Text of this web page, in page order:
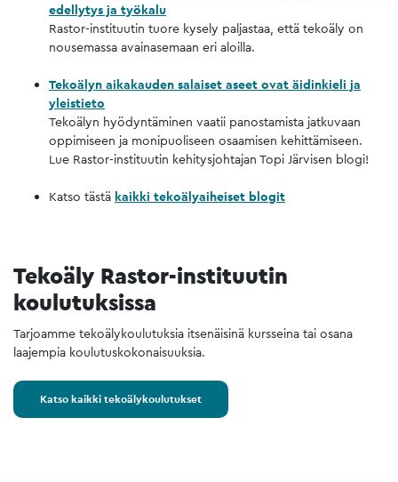
edellytys ja työkalu​​​​​​​​​​​​​​
Rastor-instituutin tuore kysely paljastaa, että tekoäly on
nousemassa avainasemaan eri aloilla.​​​​​​​
Tekoälyn aikakauden salaiset aseet ovat äidinkieli ja
yleistieto
Tekoälyn hyödyntäminen vaatii panostamista jatkuvaan
oppimiseen ja monipuoliseen osaamisen kehittämiseen.
Lue Rastor-instituutin kehitysjohtajan Topi Järvisen blogi!​​​​​​​
Katso tästä kaikki tekoälyaiheiset blogit
Tekoäly Rastor-instituutin
koulutuksissa
Tarjoamme tekoälykoulutuksia itsenäisinä kursseina tai osana
laajempia koulutuskokonaisuuksia.
Katso kaikki tekoälykoulutukset